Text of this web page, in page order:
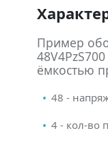
Пример
ёмкостью
48 -
4 - кол-во